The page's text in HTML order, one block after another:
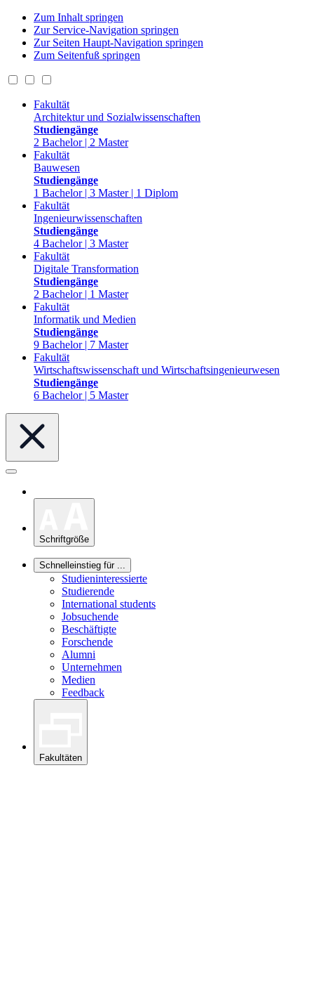
Zum Inhalt springen
Zur Service-Navigation springen
Zur Seiten Haupt-Navigation springen
Zum Seitenfuß springen
Fakultät
Architektur und Sozialwissenschaften
Studiengänge
2 Bachelor | 2 Master
Fakultät
Bauwesen
Studiengänge
1 Bachelor | 3 Master | 1 Diplom
Fakultät
Ingenieurwissenschaften
Studiengänge
4 Bachelor | 3 Master
Fakultät
Digitale Transformation
Studiengänge
2 Bachelor | 1 Master
Fakultät
Informatik und Medien
Studiengänge
9 Bachelor | 7 Master
Fakultät
Wirtschaftswissenschaft und Wirtschaftsingenieurwesen
Studiengänge
6 Bachelor | 5 Master
Schriftgröße
Schnelleinstieg für ...
Studieninteressierte
Studierende
International students
Jobsuchende
Beschäftigte
Forschende
Alumni
Unternehmen
Medien
Feedback
Fakultäten